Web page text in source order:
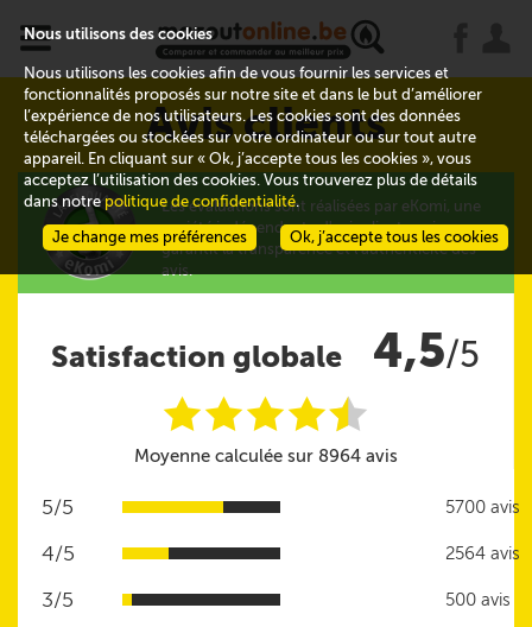
x
Avis clients
Les évaluations sont réalisées par eKomi, une
société indépendante d'avis clients qui
garantit la transparence et l'authenticité des
avis.
Satisfaction globale 4,5/5
iiiii
@
Moyenne calculée sur 8964 avis
5/5 5700 avis
4/5 2564 avis
3/5 500 avis
Nous utilisons des cookies
Nous utilisons les cookies afin de vous fournir les services et
fonctionnalités proposés sur notre site et dans le but d’améliorer
l’expérience de nos utilisateurs. Les cookies sont des données
téléchargées ou stockées sur votre ordinateur ou sur tout autre
appareil. En cliquant sur « Ok, j’accepte tous les cookies », vous
acceptez l’utilisation des cookies. Vous trouverez plus de détails
dans notrepolitique de confidentialité.
Ok, j’accepte tous les cookies
Je change mes préférences